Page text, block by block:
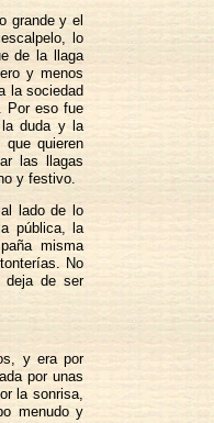
grande y el
lo
de la llaga
y menos
la sociedad
Por eso fue
la duda y la
quieren
las llagas
y festivo.
lado de lo
pública, la
misma
No
deja de ser
y era por
por unas
la sonrisa,
menudo y